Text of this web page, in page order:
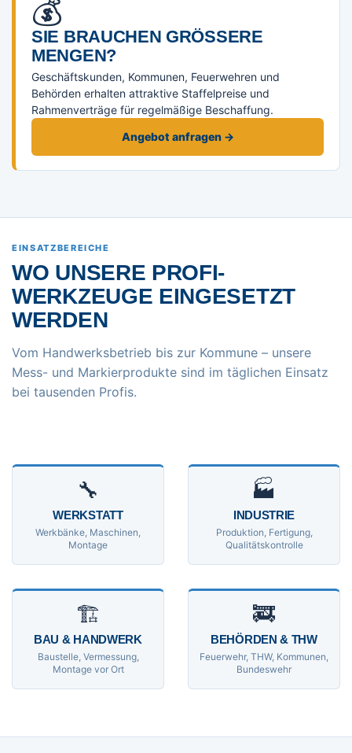
💰
SIE BRAUCHEN GRÖSSERE M
ENGEN?
Geschäftskunden, Kommunen, Feuerwehren und
Behörden erhalten attraktive Staffelpreise und
Rahmenverträge für regelmäßige Beschaffung.
Angebot anfragen →
EINSATZBEREICHE
WO UNSERE PROFI-
WERKZEUGE EINGESETZT
WERDEN
Vom Handwerksbetrieb bis zur Kommune – unsere
Mess- und Markierprodukte sind im täglichen Einsatz
bei tausenden Profis.
🔧
WERKSTATT
Werkbänke, Maschinen,
Montage
🏭
INDUSTRIE
Produktion, Fertigung,
Qualitätskontrolle
🏗
BAU & HANDWERK
Baustelle, Vermessung,
Montage vor Ort
🚒
BEHÖRDEN & THW
Feuerwehr, THW, Kommunen,
Bundeswehr